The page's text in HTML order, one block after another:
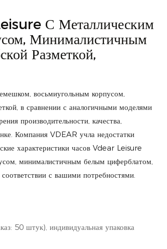
С Металлическим
Минималистичным
Разметкой,
восьмиугольным корпусом,
в сравнении с аналогичными моделями
производительности, качества,
Компания VDEAR учла недостатки
характеристики часов Vdear Leisure
минималистичным белым циферблатом,
с вашими потребностями.
50 штук), индивидуальная упаковка